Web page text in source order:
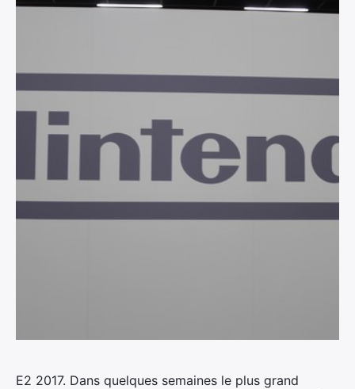
E2 2017. Dans quelques semaines le plus grand